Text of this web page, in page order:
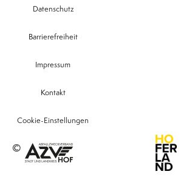
Datenschutz
Barrierefreiheit
Impressum
Kontakt
Cookie-Einstellungen
©